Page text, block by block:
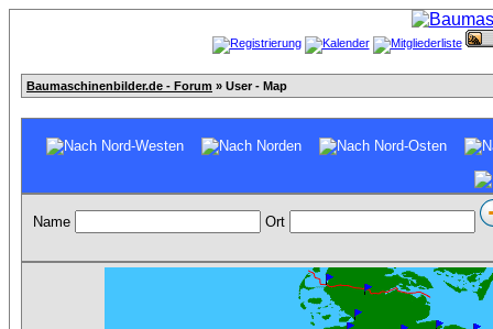
Baumaschinenbilder.de - Forum » User - Map
Name Ort